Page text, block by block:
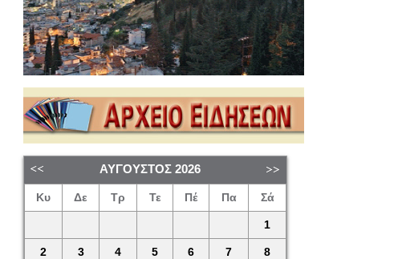
ΑΎΓΟΥΣΤΟΣ 2026
Κυ Δε Τρ Τε Πέ Πα Σά
1
2 3 4 5 6 7 8